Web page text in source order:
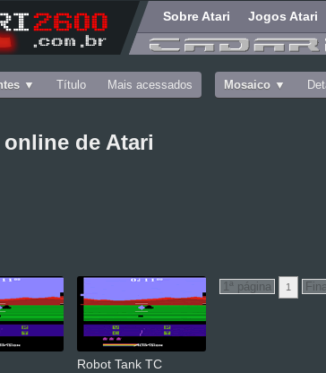
Sobre Atari Jogos Atari
Título Mais acessados Mosaico
de Atari
Robot Tank TC
1